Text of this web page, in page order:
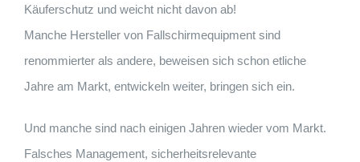
Käuferschutz und weicht nicht davon ab!
Manche Hersteller von Fallschirmequipment sind
renommierter als andere, beweisen sich schon etliche
Jahre am Markt, entwickeln weiter, bringen sich ein.
Und manche sind nach einigen Jahren wieder vom Markt.
Falsches Management, sicherheitsrelevante